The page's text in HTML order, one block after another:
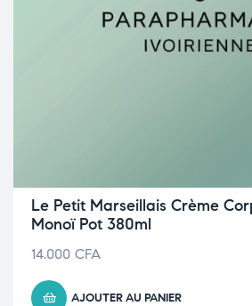
Le Petit Marseillais Crème
Monoï Pot 380ml
14.000 CFA
AJOUTER AU PANIER